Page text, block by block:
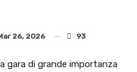
26, 2026 93
gara di grande importanza